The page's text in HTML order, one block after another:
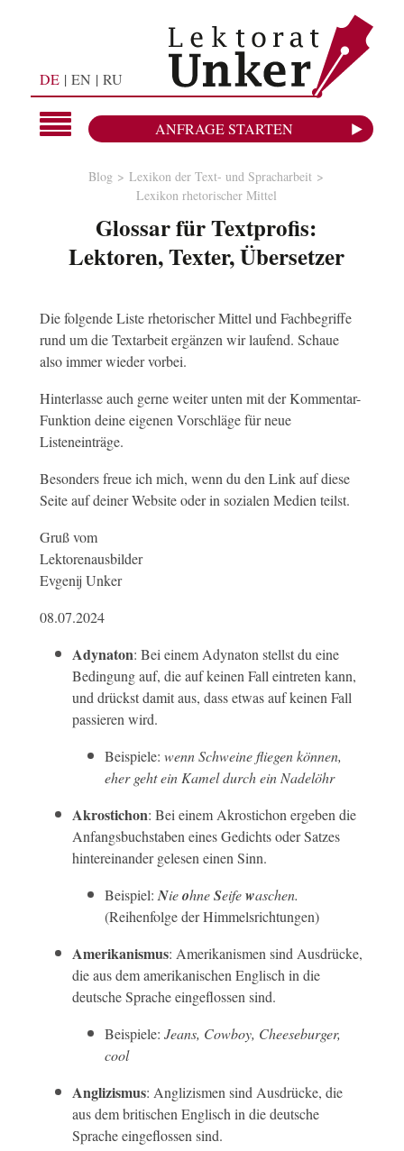
DE EN RU
ANFRAGE STARTEN
Blog
Lexikon der Text- und Spracharbeit
Lexikon rhetorischer Mittel
Glossar für Textprofis:
Lektoren, Texter, Übersetzer
Die folgende Liste rhetorischer Mittel und Fachbegriffe
rund um die Textarbeit ergänzen wir laufend. Schaue
also immer wieder vorbei.
Hinterlasse auch gerne weiter unten mit der Kommentar-
Funktion deine eigenen Vorschläge für neue
Listeneinträge.
Besonders freue ich mich, wenn du den Link auf diese
Seite auf deiner Website oder in sozialen Medien teilst.
Gruß vom
Lektorenausbilder
Evgenij Unker
08.07.2024
Adynaton: Bei einem Adynaton stellst du eine
Bedingung auf, die auf keinen Fall eintreten kann,
und drückst damit aus, dass etwas auf keinen Fall
passieren wird.
Beispiele: wenn Schweine fliegen können,
eher geht ein Kamel durch ein Nadelöhr
Akrostichon: Bei einem Akrostichon ergeben die
Anfangsbuchstaben eines Gedichts oder Satzes
hintereinander gelesen einen Sinn.
Beispiel: NieohneSeifewaschen.
(Reihenfolge der Himmelsrichtungen)
Amerikanismus: Amerikanismen sind Ausdrücke,
die aus dem amerikanischen Englisch in die
deutsche Sprache eingeflossen sind.
Beispiele: Jeans, Cowboy, Cheeseburger,
cool
Anglizismus: Anglizismen sind Ausdrücke, die
aus dem britischen Englisch in die deutsche
Sprache eingeflossen sind.